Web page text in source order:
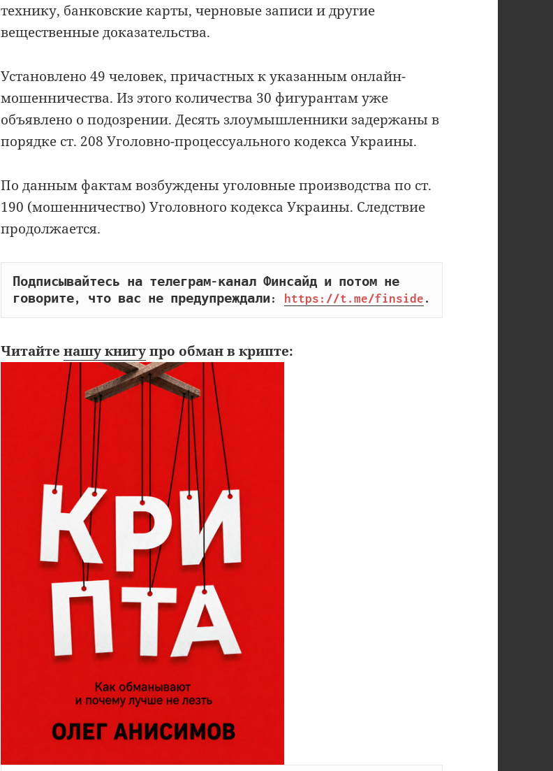
технику, банковские карты, черновые записи и другие
вещественные доказательства.
Установлено 49 человек, причастных к указанным онлайн-
мошенничества. Из этого количества 30 фигурантам уже
объявлено о подозрении. Десять злоумышленники задержаны в
порядке ст. 208 Уголовно-процессуального кодекса Украины.
По данным фактам возбуждены уголовные производства по ст.
190 (мошенничество) Уголовного кодекса Украины. Следствие
продолжается.
Подписывайтесь на телеграм-канал Финсайд и потом не
говорите, что вас не предупреждали:
https://t.me/finside .
Читайтенашу книгупро обман в крипте: